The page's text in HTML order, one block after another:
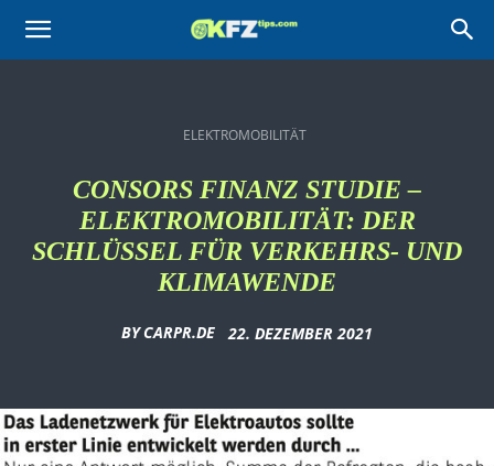
KFZtips.com
ELEKTROMOBILITÄT
CONSORS FINANZ STUDIE –
ELEKTROMOBILITÄT: DER
SCHLÜSSEL FÜR VERKEHRS- UND
KLIMAWENDE
BY CARPR.DE 22. DEZEMBER 2021